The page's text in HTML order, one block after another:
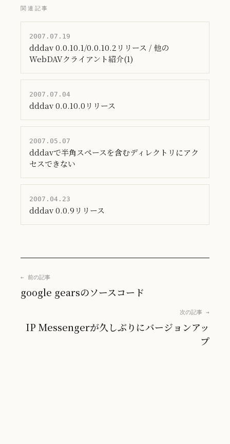
関連記事
2007.07.19
dddav 0.0.10.1/0.0.10.2リリース / 他の
WebDAVクライアント紹介(1)
2007.07.04
dddav 0.0.10.0リリース
2007.05.07
dddavで半角スペースを含むディレクトリにアク
セスできない
2007.04.23
dddav 0.0.9リリース
← 前の記事
google gearsのソースコード
次の記事 →
IP Messengerが久しぶりにバージョンアッ
プ